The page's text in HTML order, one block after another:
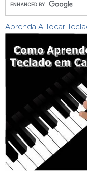
Aprenda A Tocar